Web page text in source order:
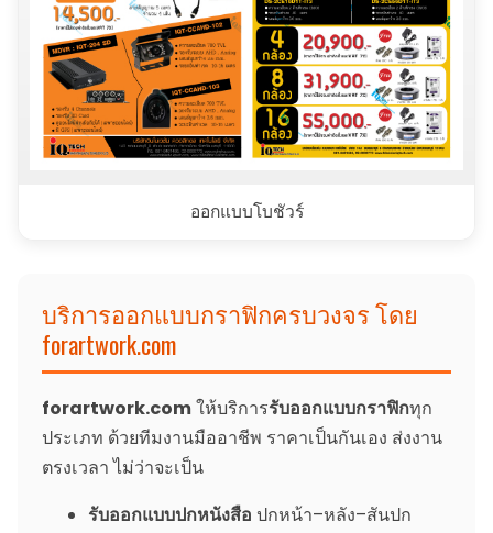
ออกแบบโบชัวร์
บริการออกแบบกราฟิกครบวงจร โดย
forartwork.com
forartwork.comให้บริการรับออกแบบกราฟิกทุก
ประเภท ด้วยทีมงานมืออาชีพ ราคาเป็นกันเอง ส่งงาน
ตรงเวลา ไม่ว่าจะเป็น
รับออกแบบปกหนังสือ ปกหน้า–หลัง–สันปก